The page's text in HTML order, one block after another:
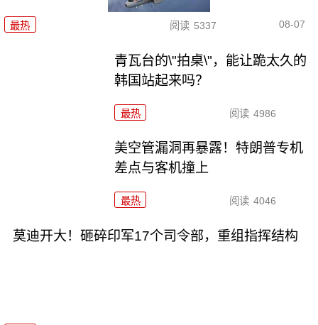
最热 阅读 5337 08-07
青瓦台的\"拍桌\"，能让跪太久的
韩国站起来吗？
最热 阅读 4986
美空管漏洞再暴露！特朗普专机
差点与客机撞上
最热 阅读 4046
莫迪开大！砸碎印军17个司令部，重组指挥结构